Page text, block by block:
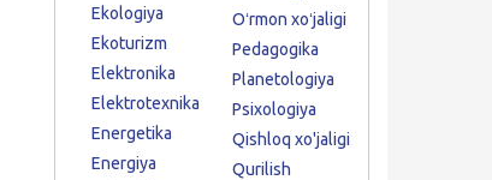
Ekologiya
Ekoturizm
Elektronika
Elektrotexnika
Energetika
Energiya
Oʻrmon xoʻjaligi
Pedagogika
Planetologiya
Psixologiya
Qishloq xo'jaligi
Qurilish